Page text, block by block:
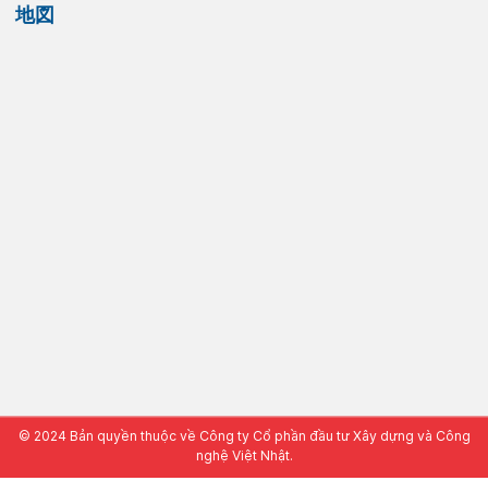
地図
© 2024 Bản quyền thuộc về Công ty Cổ phần đầu tư Xây dựng và Công
nghệ Việt Nhật.